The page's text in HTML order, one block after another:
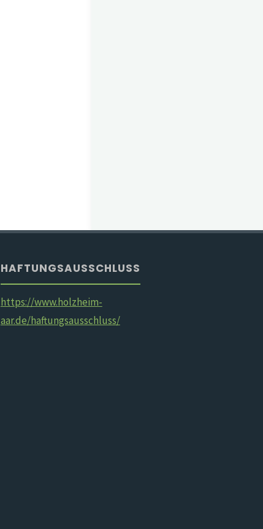
HAFTUNGSAUSSCHLUSS
https://www.holzheim-
aar.de/haftungsausschluss/